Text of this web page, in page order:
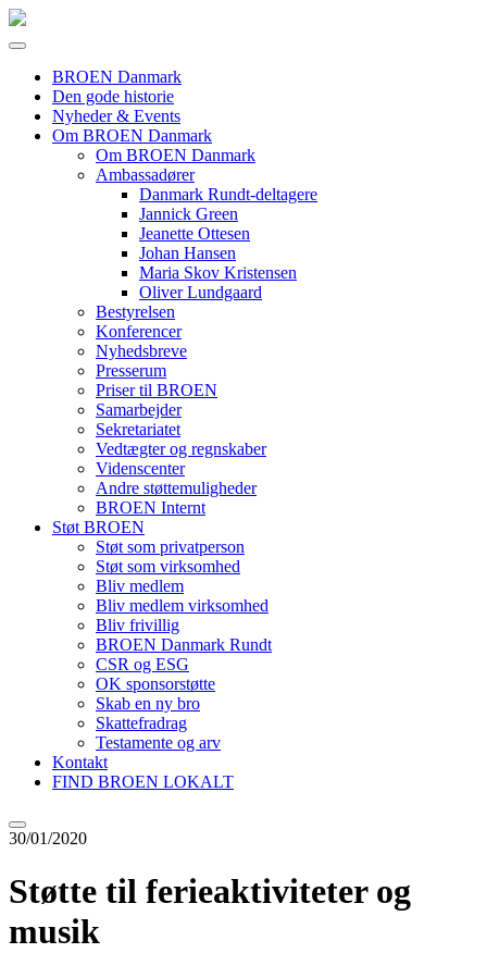
BROEN Danmark
Den gode historie
Nyheder & Events
Om BROEN Danmark
Om BROEN Danmark
Ambassadører
Danmark Rundt-deltagere
Jannick Green
Jeanette Ottesen
Johan Hansen
Maria Skov Kristensen
Oliver Lundgaard
Bestyrelsen
Konferencer
Nyhedsbreve
Presserum
Priser til BROEN
Samarbejder
Sekretariatet
Vedtægter og regnskaber
Videnscenter
Andre støttemuligheder
BROEN Internt
Støt BROEN
Støt som privatperson
Støt som virksomhed
Bliv medlem
Bliv medlem virksomhed
Bliv frivillig
BROEN Danmark Rundt
CSR og ESG
OK sponsorstøtte
Skab en ny bro
Skattefradrag
Testamente og arv
Kontakt
FIND BROEN LOKALT
30/01/2020
Støtte til ferieaktiviteter og
musik